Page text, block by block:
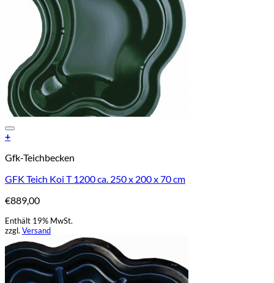
+
Gfk-Teichbecken
GFK Teich Koi T 1200 ca. 250 x 200 x 70 cm
€889,00
Enthält 19% MwSt.
zzgl. Versand